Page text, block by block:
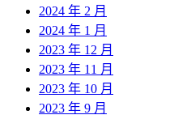
2024 年 2 月
2024 年 1 月
2023 年 12 月
2023 年 11 月
2023 年 10 月
2023 年 9 月